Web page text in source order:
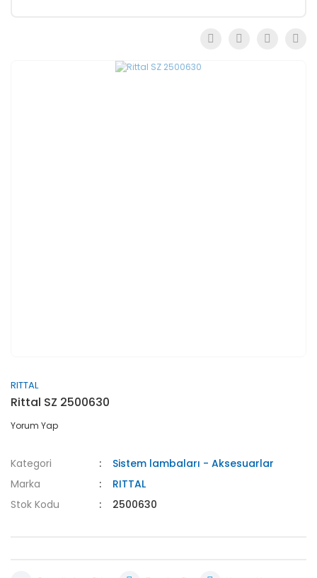
RITTAL
Rittal SZ 2500630
Yorum Yap
Kategori
Sistem lambaları - Aksesuarlar
Marka
RITTAL
Stok Kodu
2500630